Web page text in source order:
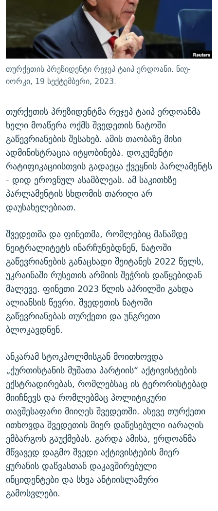
ᲛᲝᲚᲐᲞᲐᲠᲐᲙᲔ ᲢᲔᲥᲡᲢᲔᲑᲘ
ᲨᲘᲜ - ᲣᲪᲮᲝᲔᲗᲨᲘ
ᲚᲘᲢᲔᲠᲐᲢᲣᲠᲣᲚᲘ ᲬᲐᲮᲜᲐᲒᲔᲑᲘ
ᲐᲛᲔᲠᲘᲙᲣᲚᲘ ᲛᲝᲗᲮᲠᲝᲑᲐ
ᲘᲛᲞᲔᲠᲘᲐ ᲓᲐ ᲠᲐᲓᲘᲝ
ᲩᲔᲛᲘ ᲡᲘᲙᲕᲓᲘᲚᲘᲡ ᲛᲘᲖᲔᲖᲘᲐ COVID-19
11 ᲬᲔᲚᲘ - 11 ᲐᲛᲑᲐᲕᲘ
ᲡᲐᲞᲐᲠᲚᲐᲛᲔᲜᲢᲝ ᲐᲠᲩᲔᲕᲜᲔᲑᲘᲡ ᲘᲡᲢᲝᲠᲘᲐ
ᲑᲐᲕᲨᲕᲔᲑᲘ ᲞᲠᲝᲡᲢᲘᲢᲣᲪᲘᲐᲨᲘ - ᲐᲛᲝᲣᲗᲥᲛᲔᲚᲘ ᲐᲛᲑᲐᲕᲘ
5 ᲐᲛᲑᲐᲕᲘ - 20 ᲘᲕᲜᲘᲡᲡ ᲓᲐᲨᲐᲕᲔᲑᲣᲚᲔᲑᲘ
ПРИВЕТ ᲙᲣᲚᲢᲣᲠᲐ
რთე/რთ-ის ყველა საიტი
თურქეთის პრეზიდენტი რეჯეპ ტაიპ ერდოანი. ნიუ-
იორკი, 19 სექტემბერი, 2023.
თურქეთის პრეზიდენტმა რეჯეპ ტაიპ ერდოანმა
ხელი მოაწერა ოქმს შვედეთის ნატოში
გაწევრიანების შესახებ. ამის თაობაზე მისი
ადმინისტრაცია იტყობინება. დოკუმენტი
რატიფიკაციისთვის გადაეცა ქვეყნის პარლამენტს
- დიდ ეროვნულ ასამბლეას. ამ საკითხზე
პარლამენტის სხდომის თარიღი არ
დაუსახელებიათ.
შვედეთმა და ფინეთმა, რომლებიც მანამდე
ნეიტრალიტეტს ინარჩუნებდნენ, ნატოში
გაწევრიანების განაცხადი შეიტანეს 2022 წელს,
უკრაინაში რუსეთის არმიის შეჭრის დაწყებიდან
მალევე. ფინეთი 2023 წლის აპრილში გახდა
ალიანსის წევრი. შვედეთის ნატოში
გაწევრიანებას თურქეთი და უნგრეთი
ბლოკავდნენ.
ანკარამ სტოკჰოლმისგან მოითხოვდა
„ქურთისტანის მუშათა პარტიის“ აქტივისტების
ექსტრადირებას, რომლებსაც ის ტერორისტებად
მიიჩნევს და რომლებმაც პოლიტიკური
თავშესაფარი მიიღეს შვედეთში. ასევე თურქეთი
ითხოვდა შვედეთის მიერ დაწესებული იარაღის
ემბარგოს გაუქმებას. გარდა ამისა, ერდოანმა
მწვავედ დაგმო შვედი აქტივისტების მიერ
ყურანის დაწვასთან დაკავშირებული
ინციდენტები და სხვა ანტიისლამური
გამოსვლები.